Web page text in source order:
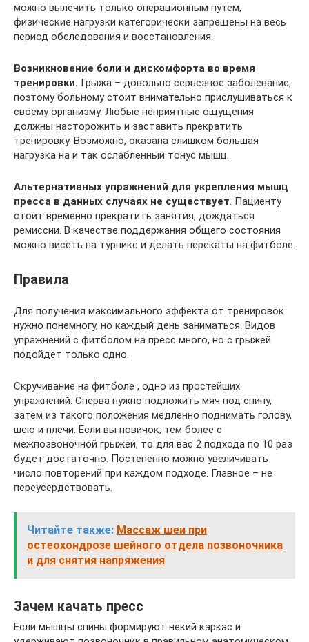
можно вылечить только операционным путем,
физические нагрузки категорически запрещены на весь
период обследования и восстановления.
Возникновение боли и дискомфорта во время
тренировки. Грыжа – довольно серьезное заболевание,
поэтому больному стоит внимательно прислушиваться к
своему организму. Любые неприятные ощущения
должны насторожить и заставить прекратить
тренировку. Возможно, оказана слишком большая
нагрузка на и так ослабленный тонус мышц.
Альтернативных упражнений для укрепления мышц
пресса в данных случаях не существует. Пациенту
стоит временно прекратить занятия, дождаться
ремиссии. В качестве поддержания общего состояния
можно висеть на турнике и делать перекаты на фитболе.
Правила
Для получения максимального эффекта от тренировок
нужно понемногу, но каждый день заниматься. Видов
упражнений с фитболом на пресс много, но с грыжей
подойдёт только одно.
Скручивание на фитболе , одно из простейших
упражнений. Сперва нужно подложить мяч под спину,
затем из такого положения медленно поднимать голову,
шею и плечи. Если вы новичок, тем более с
межпозвоночной грыжей, то для вас 2 подхода по 10 раз
будет достаточно. Постепенно можно увеличивать
число повторений при каждом подходе. Главное – не
переусердствовать.
Читайте также: Массаж шеи при
остеохондрозе шейного отдела позвоночника
и для снятия напряжения
Зачем качать пресс
Если мышцы спины формируют некий каркас и